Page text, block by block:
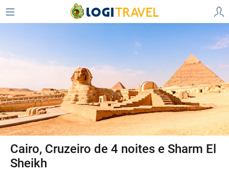
Cairo, Cruzeiro de 4 noites e Sharm El
Sheikh